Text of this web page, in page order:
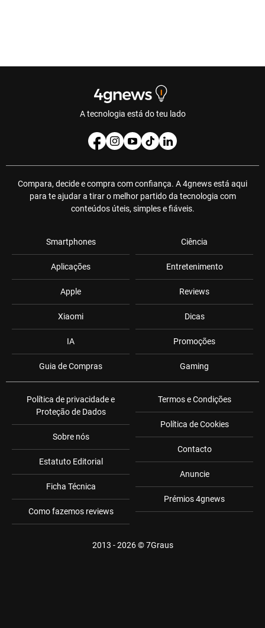
A tecnologia está do teu lado
Compara, decide e compra com confiança. A 4gnews está aqui
para te ajudar a tirar o melhor partido da tecnologia com
conteúdos úteis, simples e fiáveis.
Smartphones
Aplicações
Apple
Xiaomi
IA
Guia de Compras
Ciência
Entretenimento
Reviews
Dicas
Promoções
Gaming
Política de privacidade e
Proteção de Dados
Sobre nós
Estatuto Editorial
Ficha Técnica
Como fazemos reviews
Termos e Condições
Política de Cookies
Contacto
Anuncie
Prémios 4gnews
2013 - 2026 ©7Graus